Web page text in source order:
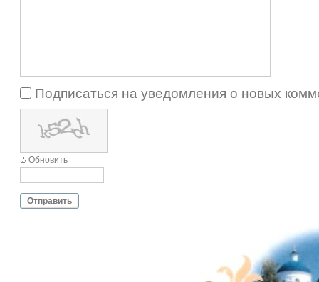
Подписаться на уведомления о новых
Обновить
Отправить